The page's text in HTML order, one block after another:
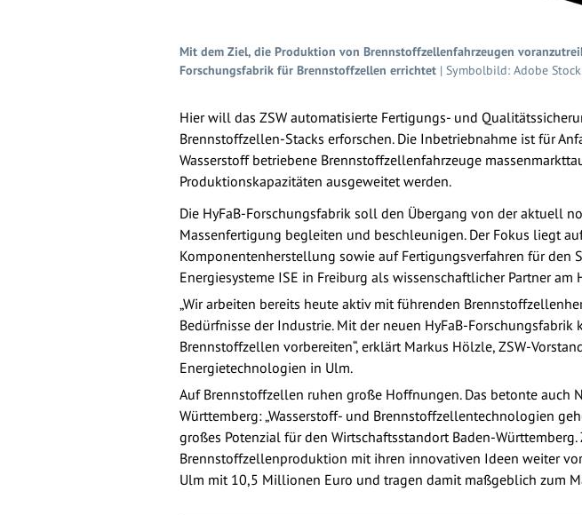
Mit dem Ziel, die Produktion von Brennstoffzellenfahrzeugen
Forschungsfabrik für Brennstoffzellen errichtet | Symbolbild: Adobe Stock
Hier will das ZSW automatisierte Fertigungs- und
Brennstoffzellen-Stacks erforschen. Die Inbetriebnahme ist für
Wasserstoff betriebene Brennstoffzellenfahrzeuge
Produktionskapazitäten ausgeweitet werden.
Die HyFaB-Forschungsfabrik soll den Übergang von der aktuell
Massenfertigung begleiten und beschleunigen. Der Fokus liegt
Komponentenherstellung sowie auf Fertigungsverfahren für den
Energiesysteme ISE in Freiburg als wissenschaftlicher Partner am
„Wir arbeiten bereits heute aktiv mit führenden
Bedürfnisse der Industrie. Mit der neuen HyFaB-
Brennstoffzellen vorbereiten“, erklärt Markus Hölzle, ZSW-
Energietechnologien in Ulm.
Auf Brennstoffzellen ruhen große Hoffnungen. Das betonte auch
Württemberg: „Wasserstoff- und Brennstoffzellentechnologien
großes Potenzial für den Wirtschaftsstandort Baden-
Brennstoffzellenproduktion mit ihren innovativen Ideen weiter
Ulm mit 10,5 Millionen Euro und tragen damit maßgeblich zum